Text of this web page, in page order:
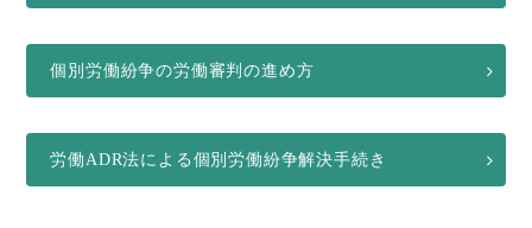
個別労働紛争の労働審判の進め方
労働ADR法による個別労働紛争解決手続き